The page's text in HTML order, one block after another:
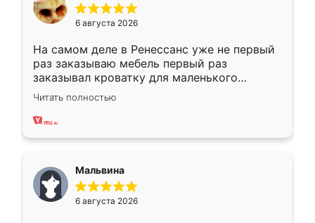
6 августа 2026
На самом деле в Ренессанс уже не первый
раз заказываю мебель первый раз
заказывал кроватку для маленького
ребёнка при его рождении ,во второй раз
заказал шкаф-купе. По качеству очень
хорошее сборка достаточно быстрая,
меньше, здесь же он более разнообразный.
Мне нравится ,если что-то потребуется из
мебели буду заказывать только здесь.
Читать полностью
Мальвина
6 августа 2026